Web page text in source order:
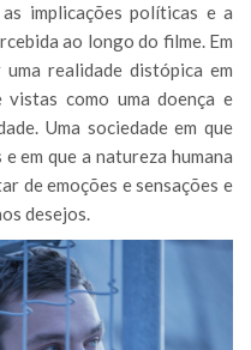
implicações políticas e a
ao longo do filme. Em
realidade distópica em
como uma doença e
Uma sociedade em que
em que a natureza humana
de emoções e sensações e
desejos.